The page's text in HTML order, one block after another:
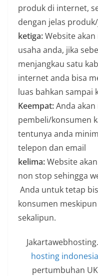
produk di internet,
dengan jelas
ketiga:Website
usaha anda, jika
menjangkau satu
internet anda bisa
luas bahkan sampai
Keempat:Anda
pembeli/konsumen
tentunya anda
telepon dan email
kelima:Website
non stop sehingga
Anda untuk tetap
konsumen
sekalipun.
hosting indonesia
pertumbuhan